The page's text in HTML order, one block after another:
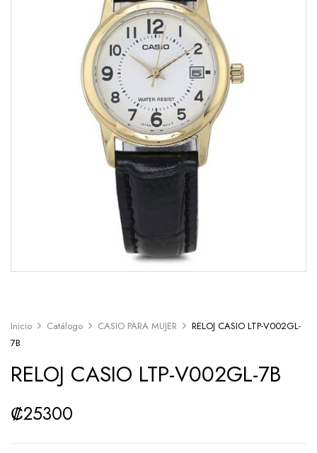
Inicio Catálogo CASIO PARA MUJER
RELOJ CASIO LTP-V002GL-
7B
RELOJ CASIO LTP-V002GL-7B
₡25300